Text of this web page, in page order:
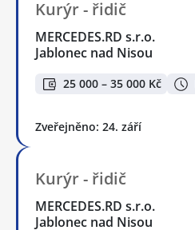
Kurýr - řidič
MERCEDES.RD s.r.o.
Jablonec nad Nisou
25 000 – 35 000 Kč
Zveřejněno: 24. září
Kurýr - řidič
MERCEDES.RD s.r.o.
Jablonec nad Nisou